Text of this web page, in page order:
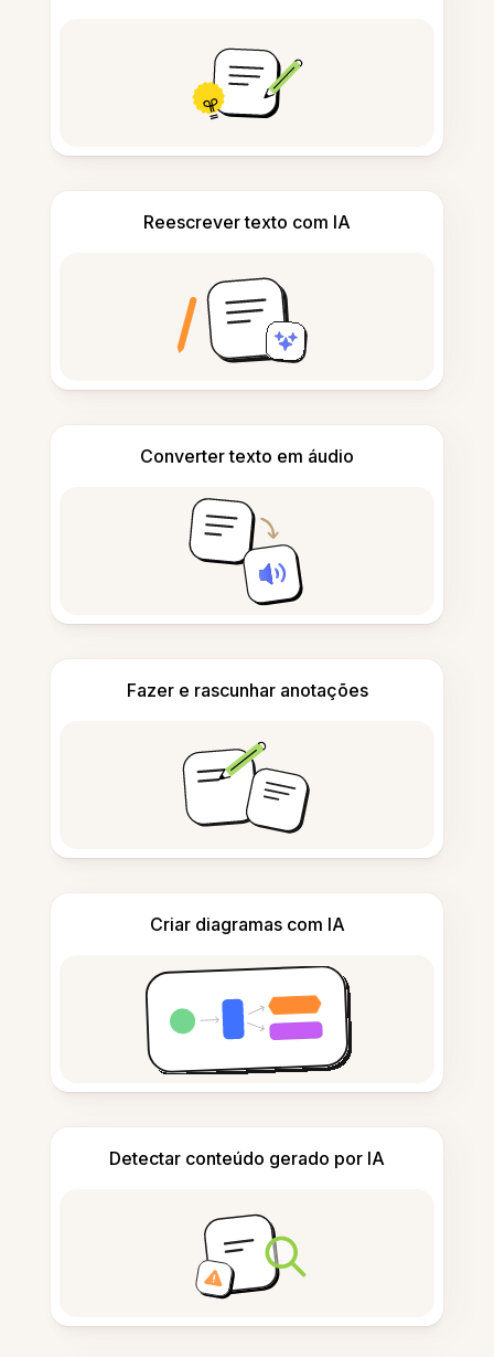
Reescrever texto com IA
Converter texto em áudio
Fazer e rascunhar anotações
Criar diagramas com IA
Detectar conteúdo gerado por IA